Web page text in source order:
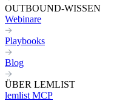
OUTBOUND-WISSEN
Webinare
Playbooks
Blog
ÜBER LEMLIST
lemlist MCP